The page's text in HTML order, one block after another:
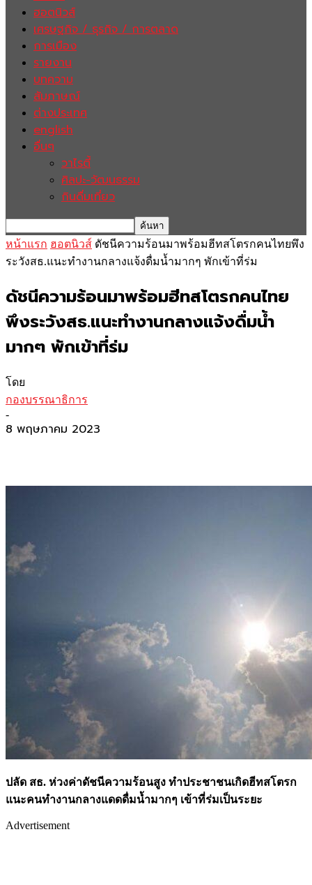
ฮอตนิวส์
เศรษฐกิจ / ธุรกิจ / การตลาด
การเมือง
รายงาน
บทความ
สัมภาษณ์
ต่างประเทศ
english
อื่นๆ
วาไรตี้
ศิลปะ-วัฒนธรรม
กินดื่มเที่ยว
หน้าแรก ฮอตนิวส์ ดัชนีความร้อนมาพร้อมฮีทสโตรกคนไทยพึง
ระวังสธ.แนะทำงานกลางแจ้งดื่มน้ำมากๆ พักเข้าที่ร่ม
ดัชนีความร้อนมาพร้อมฮีทสโตรกคนไทย
พึงระวังสธ.แนะทำงานกลางแจ้งดื่มน้ำ
มากๆ พักเข้าที่ร่ม
โดย
กองบรรณาธิการ
-
8 พฤษภาคม 2023
ปลัด สธ. ห่วงค่าดัชนีความร้อนสูง ทำประชาชนเกิดฮีทสโตรก
แนะคนทำงานกลางแดดดื่มน้ำมากๆ เข้าที่ร่มเป็นระยะ
Advertisement